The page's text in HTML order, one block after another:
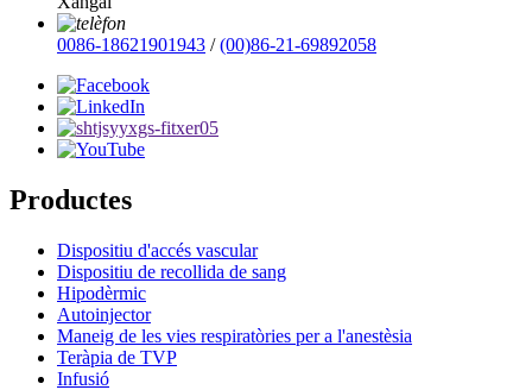
0086-18621901943 /(00)86-21-69892058
Productes
Dispositiu d'accés vascular
Dispositiu de recollida de sang
Hipodèrmic
Autoinjector
Maneig de les vies respiratòries per a l'anestèsia
Teràpia de TVP
Infusió